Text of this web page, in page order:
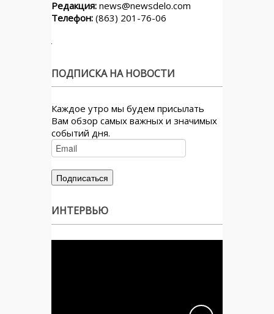
Редакция: news@newsdelo.com
Телефон: (863) 201-76-06
ПОДПИСКА НА НОВОСТИ
Каждое утро мы будем присылать
Вам обзор самых важных и значимых
событий дня.
ИНТЕРВЬЮ